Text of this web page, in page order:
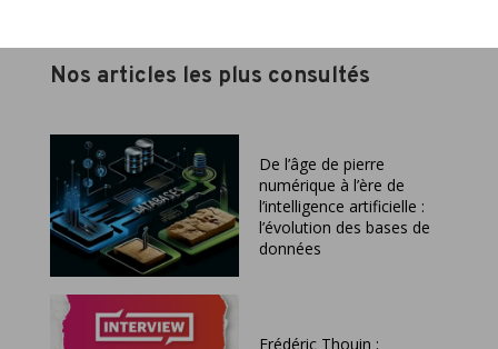
Nos articles les plus consultés
De l’âge de pierre
numérique à l’ère de
l’intelligence artificielle :
l’évolution des bases de
données
Frédéric Thouin :